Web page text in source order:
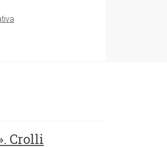
Crolli